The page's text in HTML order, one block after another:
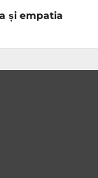
și empatia